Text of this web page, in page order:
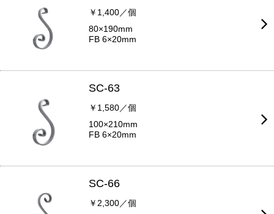
￥1,400／個
80×190mm
FB 6×20mm
SC-63
￥1,580／個
100×210mm
FB 6×20mm
SC-66
￥2,300／個